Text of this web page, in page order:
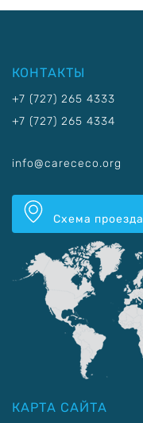
КОНТАКТЫ
+7 (727) 265 4333
+7 (727) 265 4334
info@carececo.org
Схема проезда
КАРТА САЙТА